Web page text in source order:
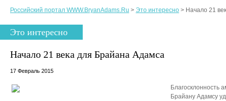
Российский портал WWW.BryanAdams.Ru > Это интересно > Начало 21
Это интересно
Начало 21 века для Брайана Адамса
17 Февраль 2015
Благосклонность
Брайану Адамсу